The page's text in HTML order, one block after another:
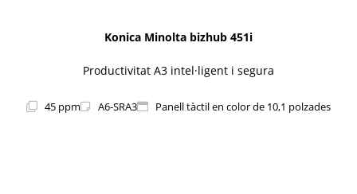
Konica Minolta bizhub 451i
Productivitat A3 intel·ligent i segura
45 ppm A6-SRA3 Panell tàctil en color de 10,1 polzades